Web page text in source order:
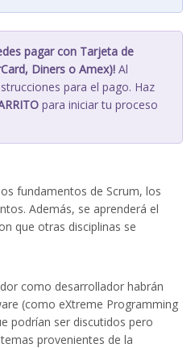
pagar con Tarjeta de
Diners o Amex)! Al
para el pago. Haz
para iniciar tu proceso
fundamentos de Scrum, los
Además, se aprenderá el
que otras disciplinas se
como desarrollador habrán
(como eXtreme Programming
podrían ser discutidos pero
provenientes de la